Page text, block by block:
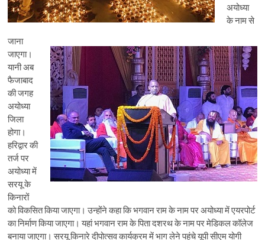
अयोध्या
के नाम से
जाना
जाएगा।
यानी अब
फैजाबाद
की जगह
अयोध्या
जिला
होगा।
हरिद्वार की
तर्ज पर
अयोध्या में
सरयू के
किनारों
को विकसित किया जाएगा। उन्होंने कहा कि भगवान राम के नाम पर अयोध्या में एयरपोर्ट
का निर्माण किया जाएगा। यहां भगवान राम के पिता दशरथ के नाम पर मेडिकल कॉलेज
बनाया जाएगा। सरयू किनारे दीपोत्सव कार्यक्रम में भाग लेने पहुंचे यूपी सीएम योगी